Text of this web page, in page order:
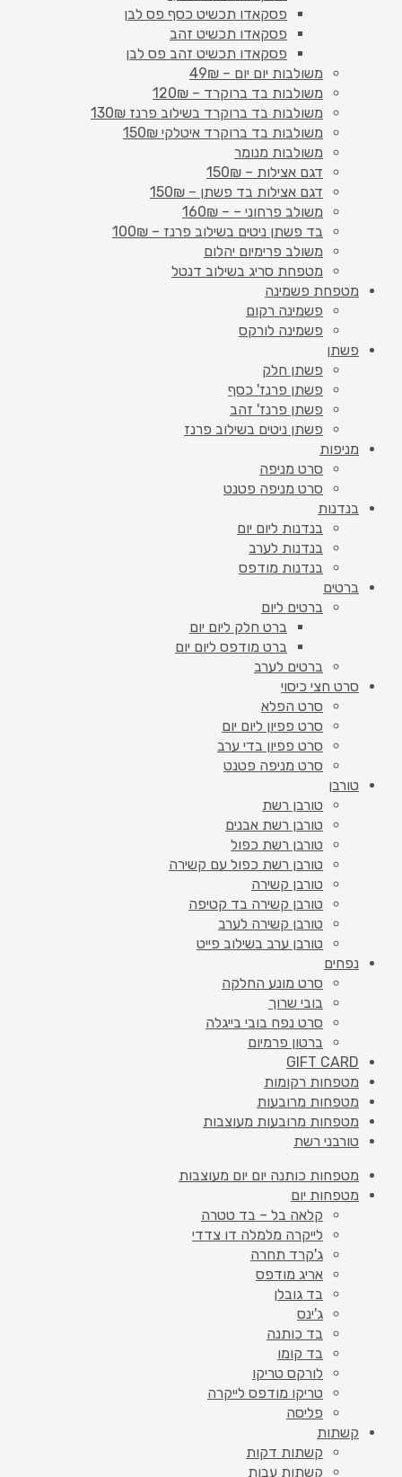
פסקאדו תכשיט כסף פס לבן
פסקאדו תכשיט זהב
פסקאדו תכשיט זהב פס לבן
משולבות יום יום – 49₪
משולבות בד ברוקרד – 120₪
משולבות בד ברוקרד בשילוב פרנז 130₪
משולבות בד ברוקרד איטלקי 150₪
משולבות מנומר
דגם אצילות – 150₪
דגם אצילות בד פשתן – 150₪
משולב פרחוני – – 160₪
בד פשתן ניטים בשילוב פרנז – 100₪
משולב פרימיום יהלום
מטפחת סריג בשילוב דנטל
מטפחת פשמינה
פשמינה רקום
פשמינה לורקס
פשתן
פשתן חלק
פשתן פרנז' כסף
פשתן פרנז' זהב
פשתן ניטים בשילוב פרנז
מניפות
סרט מניפה
סרט מניפה פטנט
בנדנות
בנדנות ליום יום
בנדנות לערב
בנדנות מודפס
ברטים
ברטים ליום
ברט חלק ליום יום
ברט מודפס ליום יום
ברטים לערב
סרט חצי כיסוי
סרט הפלא
סרט פפיון ליום יום
סרט פפיון בדי ערב
סרט מניפה פטנט
טורבן
טורבן רשת
טורבן רשת אבנים
טורבן רשת כפול
טורבן רשת כפול עם קשירה
טורבן קשירה
טורבן קשירה בד קטיפה
טורבן קשירה לערב
טורבן ערב בשילוב פייט
נפחים
סרט מונע החלקה
בובי שרוך
סרט נפח בובי בייגלה
ברטון פרמיום
GIFT CARD
מטפחות רקומות
מטפחות מרובעות
מטפחות מרובעות מעוצבות
טורבני רשת
מטפחות כותנה יום יום מעוצבות
מטפחות יום
קלאה בל – בד טטרה
לייקרה מלמלה דו צדדי
ג'קרד תחרה
אריג מודפס
בד גובלן
ג'ינס
בד כותנה
בד קומו
לורקס טריקו
טריקו מודפס לייקרה
פליסה
קשתות
קשתות דקות
קשתות עבות